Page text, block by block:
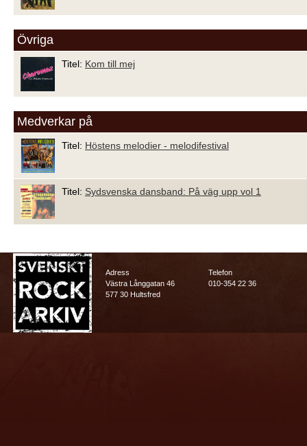
Övriga
Titel: Kom till mej
Medverkar på
Titel: Höstens melodier - melodifestival
Titel: Sydsvenska dansband: På väg upp vol 1
Adress
Västra Långgatan 46
577 30 Hultsfred
Telefon
010-354 22 36